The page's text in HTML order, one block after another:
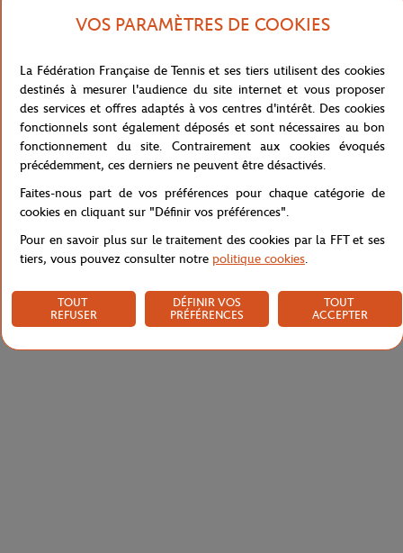
Description détaillée
description-fr_FR
Référence : PH4012-001
Caractéristiques
Livraison et retours
VOS PARAMÈTRES DE COOKIES
La Fédération Française de Tennis et ses tiers utilisent des cookies
destinés à mesurer l'audience du site internet et vous proposer
des services et offres adaptés à vos centres d'intérêt. Des cookies
fonctionnels sont également déposés et sont nécessaires au bon
fonctionnement du site. Contrairement aux cookies évoqués
précédemment, ces derniers ne peuvent être désactivés.
Faites-nous part de vos préférences pour chaque catégorie de
cookies en cliquant sur "Définir vos préférences".
Pour en savoir plus sur le traitement des cookies par la FFT et ses
tiers, vous pouvez consulter notre politique cookies.
TOUT
REFUSER
DÉFINIR VOS
PRÉFÉRENCES
TOUT
ACCEPTER